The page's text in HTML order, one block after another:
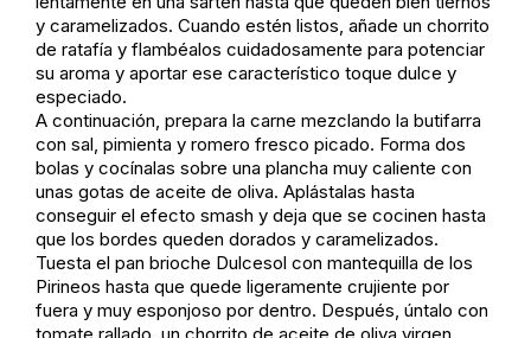
y caramelizados. Cuando estén listos, añade un chorrito
de ratafía y flambéalos cuidadosamente para potenciar
su aroma y aportar ese característico toque dulce y
especiado.
A continuación, prepara la carne mezclando la butifarra
con sal, pimienta y romero fresco picado. Forma dos
bolas y cocínalas sobre una plancha muy caliente con
unas gotas de aceite de oliva. Aplástalas hasta
conseguir el efecto smash y deja que se cocinen hasta
que los bordes queden dorados y caramelizados.
Tuesta el pan brioche Dulcesol con mantequilla de los
Pirineos hasta que quede ligeramente crujiente por
fuera y muy esponjoso por dentro. Después, úntalo con